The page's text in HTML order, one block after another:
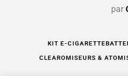
par
KIT E-CIGARETTE
CLEAROMISEURS &